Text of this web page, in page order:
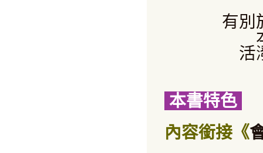
有別
活
本書特色
內容銜接《